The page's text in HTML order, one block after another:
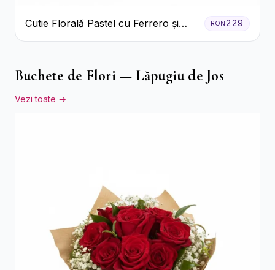
Cutie Florală Pastel cu Ferrero și
Raffaello
RON229
Buchete de Flori — Lăpugiu de Jos
Vezi toate →